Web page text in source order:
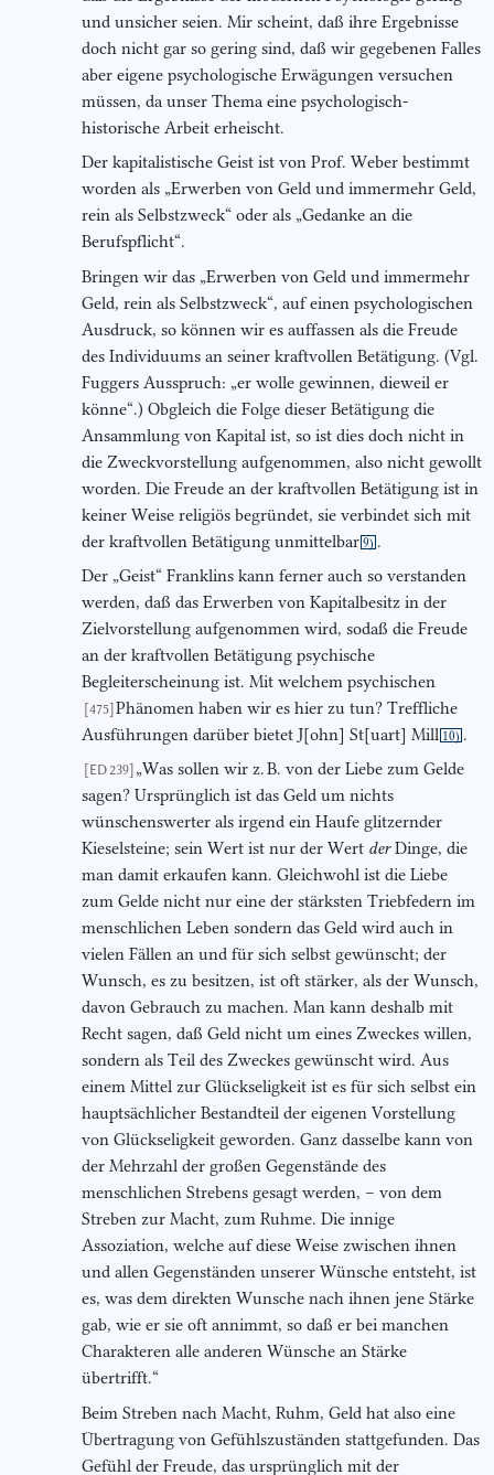
und unsicher seien. Mir scheint, daß ihre Ergebnisse
doch nicht gar so gering sind, daß wir gegebenen Falles
aber eigene psychologische Erwägungen versuchen
müssen, da unser Thema eine psychologisch-
historische Arbeit erheischt.
Der kapitalistische Geist ist von Prof. Weber bestimmt
worden als „Erwerben von Geld und immermehr Geld,
rein als Selbstzweck“ oder als „Gedanke an die
Berufspflicht“.
Bringen wir das „Erwerben von Geld und immermehr
Geld, rein als Selbstzweck“, auf einen psychologischen
Ausdruck, so können wir es auffassen als die Freude
des Individuums an seiner kraftvollen Betätigung. (Vgl.
Fuggers Ausspruch: „er wolle gewinnen, dieweil er
könne“.) Obgleich die Folge dieser Betätigung die
Ansammlung von Kapital ist, so ist dies doch nicht in
die Zweckvorstellung aufgenommen, also nicht gewollt
worden. Die Freude an der kraftvollen Betätigung ist in
keiner Weise religiös begründet, sie verbindet sich mit
der kraftvollen Betätigung unmittelbar 9) .
Der „Geist“ Franklins kann ferner auch so verstanden
werden, daß das Erwerben von Kapitalbesitz in der
Zielvorstellung aufgenommen wird, sodaß die Freude
an der kraftvollen Betätigung psychische
Begleiterscheinung ist. Mit welchem psychischen
[475] Phänomen haben wir es hier zu tun? Treffliche
Ausführungen darüber bietet J[ohn] St[uart] Mill 10) .
[ED 239] „Was sollen wir z. B. von der Liebe zum Gelde
sagen? Ursprünglich ist das Geld um nichts
wünschenswerter als irgend ein Haufe glitzernder
Kieselsteine; sein Wert ist nur der Wert derDinge, die
man damit erkaufen kann. Gleichwohl ist die Liebe
zum Gelde nicht nur eine der stärksten Triebfedern im
menschlichen Leben sondern das Geld wird auch in
vielen Fällen an und für sich selbst gewünscht; der
Wunsch, es zu besitzen, ist oft stärker, als der Wunsch,
davon Gebrauch zu machen. Man kann deshalb mit
Recht sagen, daß Geld nicht um eines Zweckes willen,
sondern als Teil des Zweckes gewünscht wird. Aus
einem Mittel zur Glückseligkeit ist es für sich selbst ein
hauptsächlicher Bestandteil der eigenen Vorstellung
von Glückseligkeit geworden. Ganz dasselbe kann von
der Mehrzahl der großen Gegenstände des
menschlichen Strebens gesagt werden, – von dem
Streben zur Macht, zum Ruhme. Die innige
Assoziation, welche auf diese Weise zwischen ihnen
und allen Gegenständen unserer Wünsche entsteht, ist
es, was dem direkten Wunsche nach ihnen jene Stärke
gab, wie er sie oft annimmt, so daß er bei manchen
Charakteren alle anderen Wünsche an Stärke
übertrifft.“
Beim Streben nach Macht, Ruhm, Geld hat also eine
Übertragung von Gefühlszuständen stattgefunden. Das
Gefühl der Freude, das ursprünglich mit der